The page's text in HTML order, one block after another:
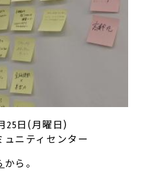
25日(月曜日)
ニティセンター
から。